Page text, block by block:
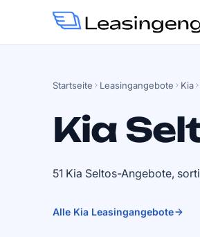
Startseite Leasingangebote Kia
Kia
51 Kia Seltos-Angebote,
Alle Kia Leasingangebote